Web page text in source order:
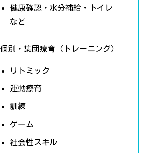
健康確認・水分補給・トイレ
など
個別・集団療育（トレーニング）
リトミック
運動療育
訓練
ゲーム
社会性スキル